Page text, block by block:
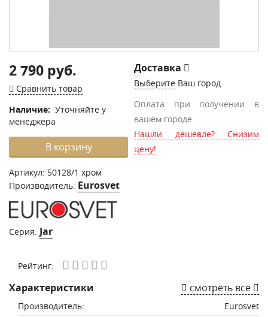
2 790 руб.
Сравнить товар
Наличие: Уточняйте у
менеджера
В корзину
Артикул: 50128/1 хром
Производитель: Eurosvet
Серия: Jar
Доставка
Выберите Ваш город
Оплата при получении в
вашем городе.
Нашли дешевле? Снизим
цену!
Рейтинг:
Характеристики смотреть все
Производитель:
Eurosvet